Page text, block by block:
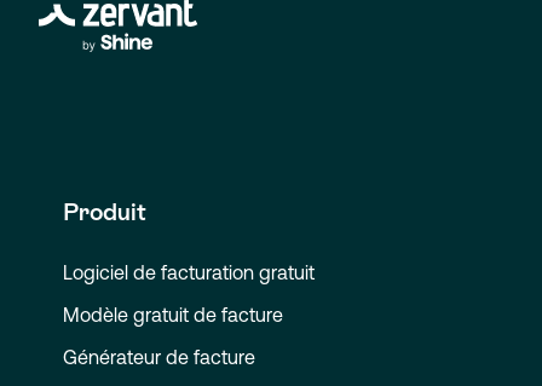
Produit
Logiciel de facturation gratuit
Modèle gratuit de facture
Générateur de facture